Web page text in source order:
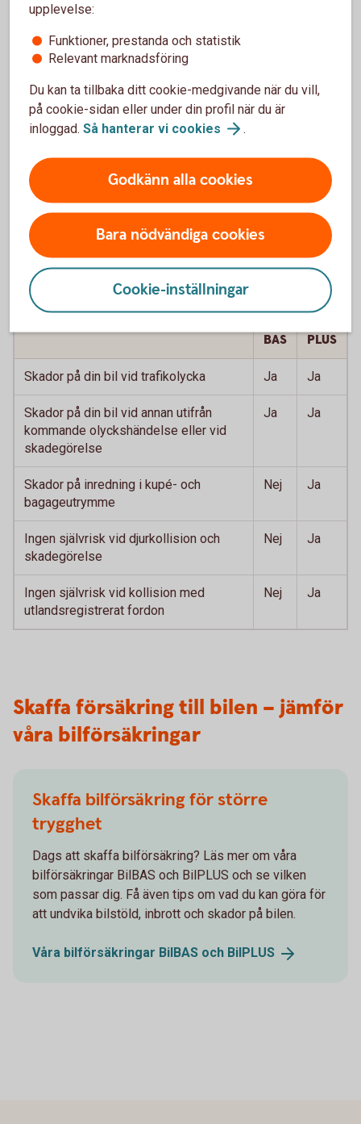
av ljud- och bildutrustning
Hyrbil vid försäkringsskada, 75% av
Assistans vid driftstopp, oftast inom
en timme
Nej
Djurkollision och skadegörelse, 3 000
kronor till reparation
Nej Ja
Självrisk som överstiger 3 000 kronor
vid vagnskadegaranti
Nej Ja
Helförsäkring ersätter även
BAS PLUS
Skador på din bil vid trafikolycka Ja Ja
Skador på din bil vid annan utifrån
kommande olyckshändelse eller vid
skadegörelse
Ja Ja
Skador på inredning i kupé- och
bagageutrymme
Nej Ja
Ingen självrisk vid djurkollision och
skadegörelse
Nej Ja
Ingen självrisk vid kollision med
utlandsregistrerat fordon
Nej Ja
Skaffa försäkring till bilen – jämför
våra bilförsäkringar
Skaffa bilförsäkring för större
trygghet
Dags att skaffa bilförsäkring? Läs mer om våra
bilförsäkringar BilBAS och BilPLUS och se vilken
som passar dig. Få även tips om vad du kan göra för
att undvika bilstöld, inbrott och skador på bilen.
Våra bilförsäkringar BilBAS och BilPLUS
upplevelse:
Funktioner, prestanda och statistik
Relevant marknadsföring
Du kan ta tillbaka ditt cookie-medgivande när du vill,
på cookie-sidan eller under din profil när du är
inloggad. Så hanterar vi cookies .
Godkänn alla cookies
Bara nödvändiga cookies
Cookie-inställningar